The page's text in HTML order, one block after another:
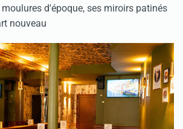
moulures d'époque, ses miroirs patinés
nouveau